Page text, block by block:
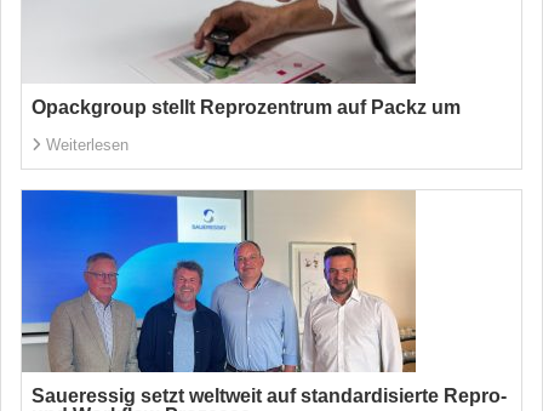
Opackgroup stellt Reprozentrum auf Packz um
Weiterlesen
Saueressig setzt weltweit auf standardisierte Repro-